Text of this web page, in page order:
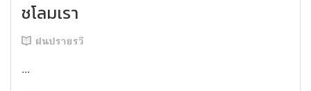
ชโลมเรา
ฝนปรายรวี
...